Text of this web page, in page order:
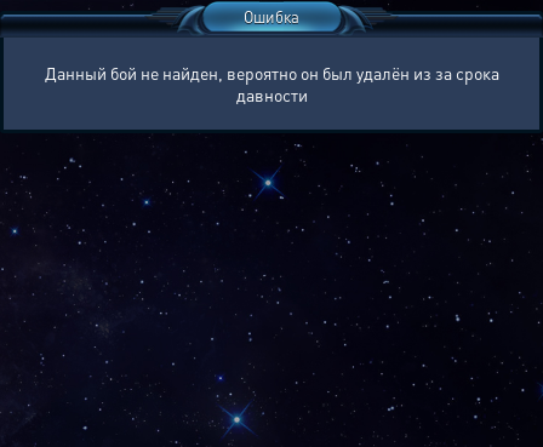
Ошибка
Данный бой не найден, вероятно он был удалён из за срока
давности